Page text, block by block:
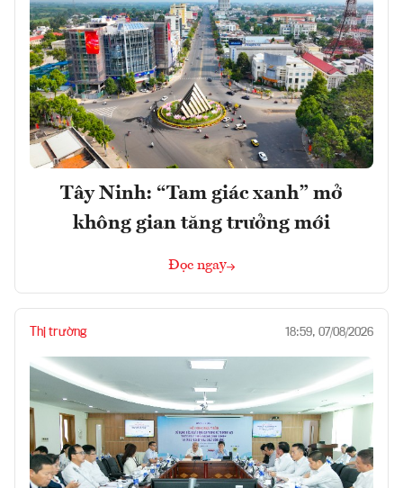
Tây Ninh: “Tam giác xanh” mở
không gian tăng trưởng mới
Đọc ngay
Thị trường 18:59, 07/08/2026